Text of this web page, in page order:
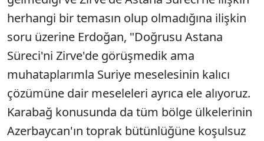
herhangi bir temasın olup olmadığına ilişkin
soru üzerine Erdoğan, "Doğrusu Astana
Süreci'ni Zirve'de görüşmedik ama
muhataplarımla Suriye meselesinin kalıcı
çözümüne dair meseleleri ayrıca ele alıyoruz.
Karabağ konusunda da tüm bölge ülkelerinin
Azerbaycan'ın toprak bütünlüğüne koşulsuz